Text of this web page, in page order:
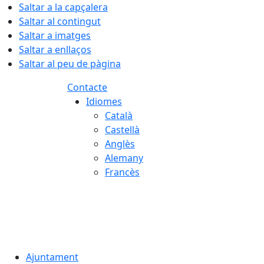
Saltar a la capçalera
Saltar al contingut
Saltar a imatges
Saltar a enllaços
Saltar al peu de pàgina
Contacte
Idiomes
Català
Castellà
Anglès
Alemany
Francès
Ajuntament